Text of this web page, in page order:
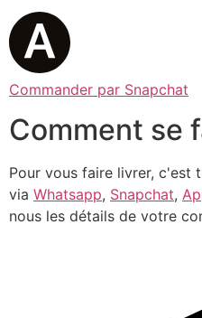
Commander par Snapchat
Comment se
Pour vous faire livrer, c'est
via Whatsapp, Snapchat,
nous les détails de votre